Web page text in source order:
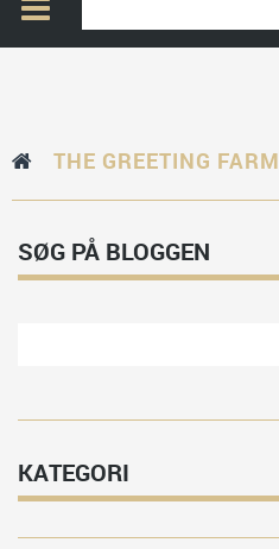
THE GREETING FARM
SØG PÅ BLOGGEN
KATEGORI